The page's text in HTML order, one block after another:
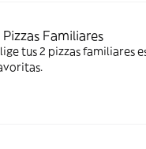
Pizzas Familiares
tus 2 pizzas familiares